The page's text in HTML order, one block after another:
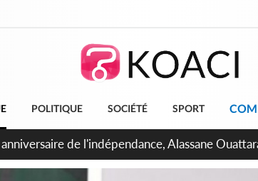
POLITIQUE SOCIÉTÉ SPORT
Amadou Oury Bah admire le modèle
Guinée